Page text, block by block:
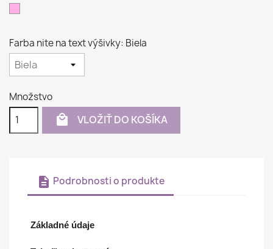
Farba nite na text výšivky: Biela
Množstvo
 VLOŽIŤ DO KOŠÍKA
description Podrobnosti o produkte
Základné údaje